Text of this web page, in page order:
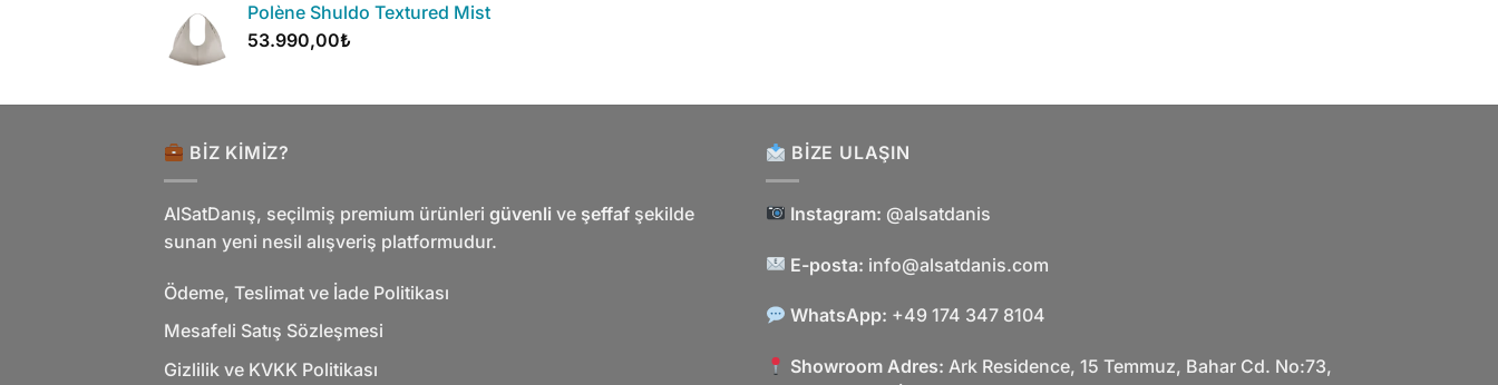
Polène Shuldo Textured Mist
53.990,00₺
BIZ KIMIZ?
AlSatDanış, seçilmiş premium ürünleri güvenli ve şeffaf şekilde
sunan yeni nesil alışveriş platformudur.
Ödeme, Teslimat ve İade Politikası
Mesafeli Satış Sözleşmesi
Gizlilik ve KVKK Politikası
BIZE ULAŞIN
Instagram: @alsatdanis
E-posta: info@alsatdanis.com
WhatsApp: +49 174 347 8104
Showroom Adres: Ark Residence, 15 Temmuz, Bahar Cd. No:73,